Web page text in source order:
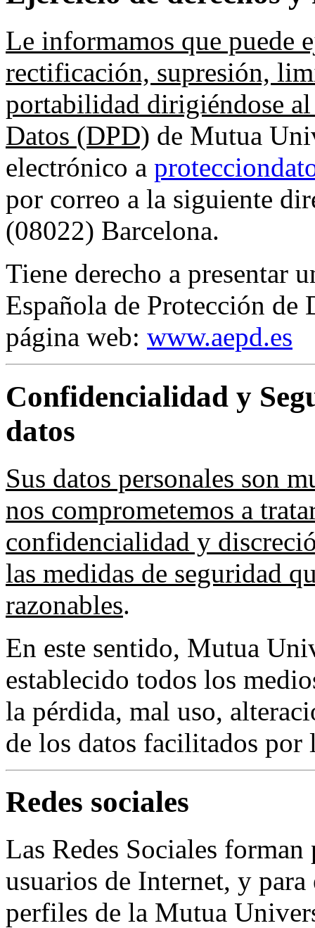
Le informamos que puede
rectificación, supresión,
portabilidad dirigiéndose
Datos (DPD) de Mutua
electrónico a
por correo a la siguiente
(08022) Barcelona.
Tiene derecho a presentar
Española de Protección de
página web: www.aepd.es
Confidencialidad y
datos
Sus datos personales son
nos comprometemos a
confidencialidad y
las medidas de seguridad
razonables.
En este sentido, Mutua
establecido todos los
la pérdida, mal uso,
de los datos facilitados por
Redes sociales
Las Redes Sociales
usuarios de Internet, y
perfiles de la Mutua